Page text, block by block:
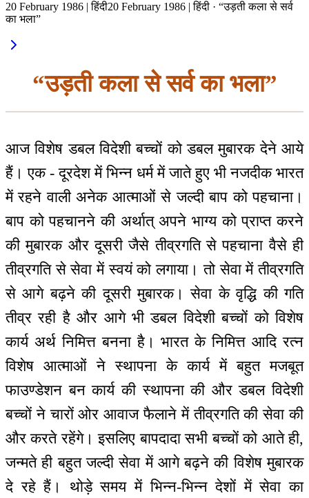
20 February 1986 | हिंदी20 February 1986 | हिंदी · “उड़ती कला से सर्व
का भला”
“उड़ती कला से सर्व का भला”
आज विशेष डबल विदेशी बच्चों को डबल मुबारक देने आये
हैं। एक - दूरदेश में भिन्न धर्म में जाते हुए भी नजदीक भारत
में रहने वाली अनेक आत्माओं से जल्दी बाप को पहचाना।
बाप को पहचानने की अर्थात् अपने भाग्य को प्राप्त करने
की मुबारक और दूसरी जैसे तीव्रगति से पहचाना वैसे ही
तीव्रगति से सेवा में स्वयं को लगाया। तो सेवा में तीव्रगति
से आगे बढ़ने की दूसरी मुबारक। सेवा के वृद्धि की गति
तीव्र रही है और आगे भी डबल विदेशी बच्चों को विशेष
कार्य अर्थ निमित्त बनना है। भारत के निमित्त आदि रत्न
विशेष आत्माओं ने स्थापना के कार्य में बहुत मजबूत
फाउण्डेशन बन कार्य की स्थापना की और डबल विदेशी
बच्चों ने चारों ओर आवाज फैलाने में तीव्रगति की सेवा की
और करते रहेंगे। इसलिए बापदादा सभी बच्चों को आते ही,
जन्मते ही बहुत जल्दी सेवा में आगे बढ़ने की विशेष मुबारक
दे रहे हैं। थोड़े समय में भिन्न-भिन्न देशों में सेवा का